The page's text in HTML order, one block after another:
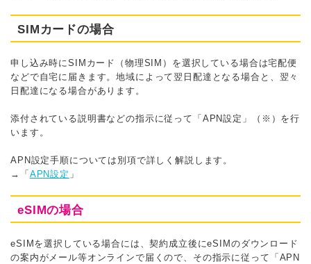
SIMカードの場合
申し込み時にSIMカード（物理SIM）を選択している場合は宅配便
などで自宅に届きます。地域によって翌日配達となる場合と、翌々
日配達になる場合があります。
添付されている説明書などの指示に従って「APN設定」（※）を行
います。
APN設定手順については別項で詳しく解説します。
→「 APN設定 」
eSIMの場合
eSIMを選択している場合には、契約成立後にeSIMのダウンロード
の案内がメール等オンラインで届くので、その指示に従って「APN